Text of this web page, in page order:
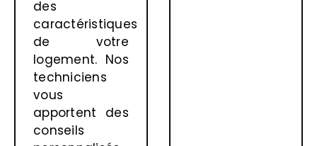
des
caractéristiques
de votre
logement. Nos
techniciens
vous
apportent des
conseils